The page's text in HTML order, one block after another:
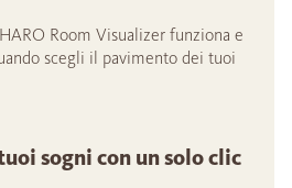
Room Visualizer funziona e
scegli il pavimento dei tuoi
sogni con un solo clic